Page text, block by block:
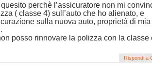
perchè l’assicuratore non mi
( classe 4) sull’auto che ho alienato, e
sulla nuova auto, proprietà di
posso rinnovare la polizza con la classe
Rispondi a